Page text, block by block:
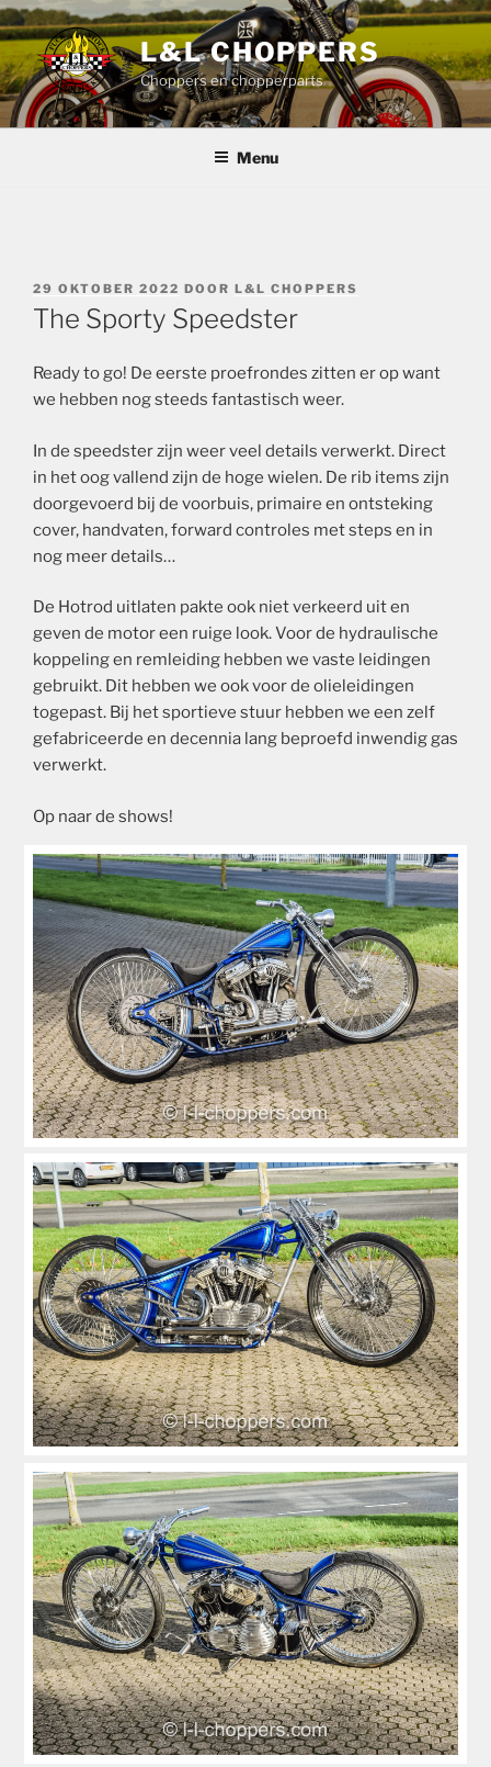
Ga
naar
de
inhoud
L&L CHOPPERS
Choppers en chopperparts
Menu
GEPLAATST
OP
29 OKTOBER 2022 DOOR L&L CHOPPERS
The Sporty Speedster
Ready to go! De eerste proefrondes zitten er op want
we hebben nog steeds fantastisch weer.
In de speedster zijn weer veel details verwerkt. Direct
in het oog vallend zijn de hoge wielen. De rib items zijn
doorgevoerd bij de voorbuis, primaire en ontsteking
cover, handvaten, forward controles met steps en in
nog meer details…
De Hotrod uitlaten pakte ook niet verkeerd uit en
geven de motor een ruige look. Voor de hydraulische
koppeling en remleiding hebben we vaste leidingen
gebruikt. Dit hebben we ook voor de olieleidingen
togepast. Bij het sportieve stuur hebben we een zelf
gefabriceerde en decennia lang beproefd inwendig gas
verwerkt.
Op naar de shows!